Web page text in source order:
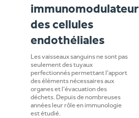
immunomodulateur
des cellules
endothéliales
Les vaisseaux sanguins ne sont pas
seulement des tuyaux
perfectionnés permettant l’apport
des éléments nécessaires aux
organes et l’évacuation des
déchets. Depuis de nombreuses
années leur rôle en immunologie
est étudié.